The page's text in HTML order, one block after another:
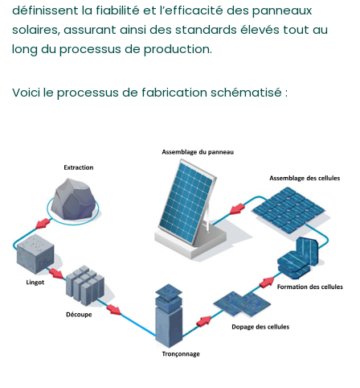
définissent la fiabilité et l’efficacité des panneaux
solaires, assurant ainsi des standards élevés tout au
long du processus de production.
Voici le processus de fabrication schématisé :